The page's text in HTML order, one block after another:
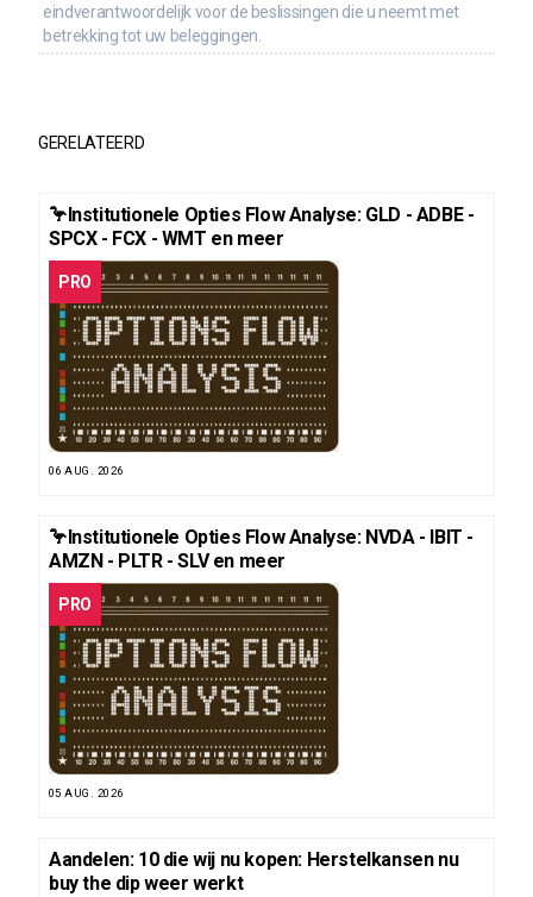
eindverantwoordelijk voor de beslissingen die u neemt met
betrekking tot uw beleggingen.
GERELATEERD
🦩Institutionele Opties Flow Analyse: GLD - ADBE -
SPCX - FCX - WMT en meer
PRO
06 AUG. 2026
🦩Institutionele Opties Flow Analyse: NVDA - IBIT -
AMZN - PLTR - SLV en meer
PRO
05 AUG. 2026
Aandelen: 10 die wij nu kopen: Herstelkansen nu
buy the dip weer werkt